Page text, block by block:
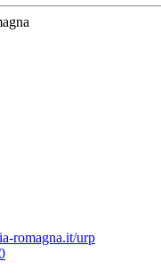
romagna.it/urp